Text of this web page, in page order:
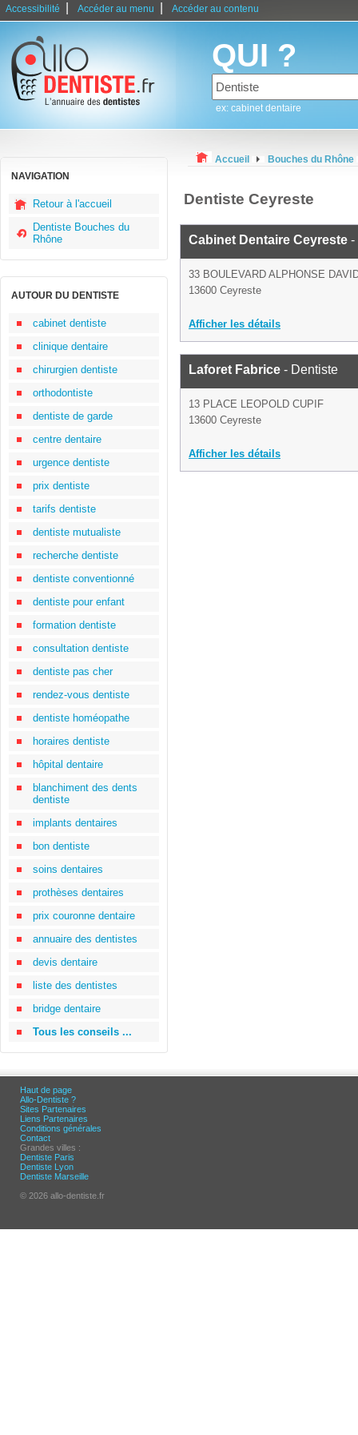
Accessibilité Accéder au menu Accéder au contenu
QUI ?
ex: cabinet dentaire
NAVIGATION
Retour à l'accueil
Dentiste Bouches du
Rhône
AUTOUR DU DENTISTE
cabinet dentiste
clinique dentaire
chirurgien dentiste
orthodontiste
dentiste de garde
centre dentaire
urgence dentiste
prix dentiste
tarifs dentiste
dentiste mutualiste
recherche dentiste
dentiste conventionné
dentiste pour enfant
formation dentiste
consultation dentiste
dentiste pas cher
rendez-vous dentiste
dentiste homéopathe
horaires dentiste
hôpital dentaire
blanchiment des dents
dentiste
implants dentaires
bon dentiste
soins dentaires
prothèses dentaires
prix couronne dentaire
annuaire des dentistes
devis dentaire
liste des dentistes
bridge dentaire
Tous les conseils ...
Accueil Bouches du Rhône
Dentiste Ceyreste
Cabinet Dentaire Ceyreste -
33 BOULEVARD ALPHONSE
13600 Ceyreste
Afficher les détails
Laforet Fabrice - Dentiste
13 PLACE LEOPOLD CUPIF
13600 Ceyreste
Afficher les détails
Haut de page
Allo-Dentiste ?
Sites Partenaires
Liens Partenaires
Conditions générales
Contact
Grandes villes :
Dentiste Paris
Dentiste Lyon
Dentiste Marseille
© 2026 allo-dentiste.fr